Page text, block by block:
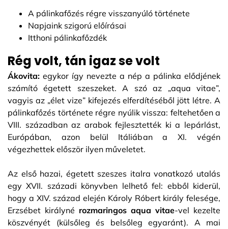
A pálinkafőzés régre visszanyúló története
Napjaink szigorú előírásai
Itthoni pálinkafőzdék
Rég volt, tán igaz se volt
Ákovita: egykor így nevezte a nép a pálinka elődjének
számító égetett szeszeket. A szó az „aqua vitae”,
vagyis az „élet vize” kifejezés elferdítéséből jött létre. A
pálinkafőzés története régre nyúlik vissza: feltehetően a
VIII. században az arabok fejlesztették ki a lepárlást,
Európában, azon belül Itáliában a XI. végén
végezhettek először ilyen műveletet.
Az első hazai, égetett szeszes italra vonatkozó utalás
egy XVII. századi könyvben lelhető fel: ebből kiderül,
hogy a XIV. század elején Károly Róbert király felesége,
Erzsébet királyné rozmaringos aqua vitae-vel kezelte
köszvényét (külsőleg és belsőleg egyaránt). A mai